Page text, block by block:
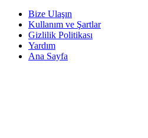
Bize Ulaşın
Kullanım ve Şartlar
Gizlilik Politikası
Yardım
Ana Sayfa